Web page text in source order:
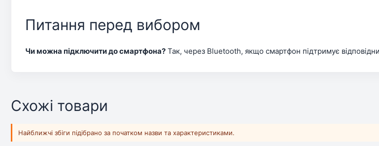
Питання перед вибором
Чи можна підключити до смартфона? Так, через Bluetooth, якщо смартфон підтримує
Схожі товари
Найближчі збіги підібрано за початком назви та характеристиками.